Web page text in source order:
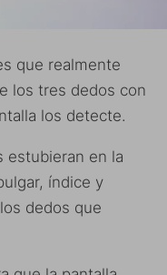
que realmente
los tres dedos con
los detecte.
estubieran en la
índice y
dedos que